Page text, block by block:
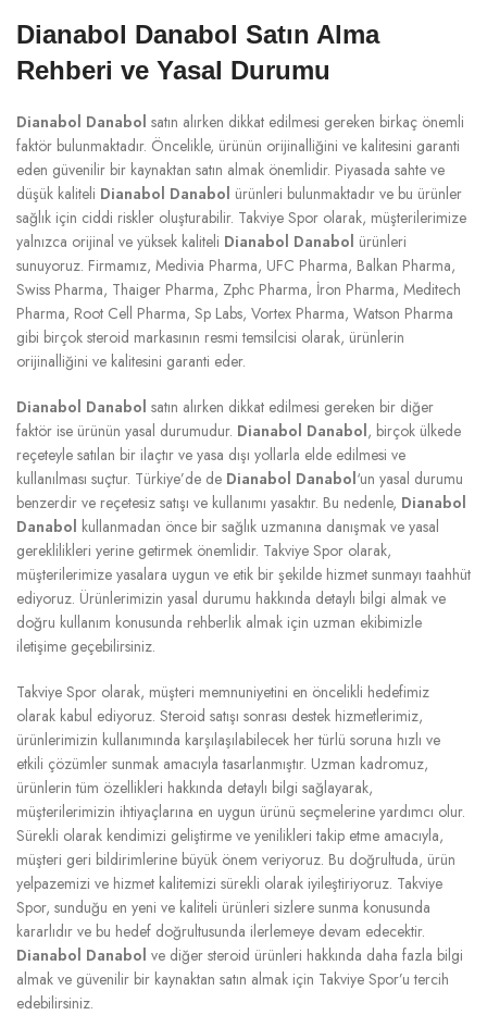
Dianabol Danabol Satın Alma
Rehberi ve Yasal Durumu
Dianabol Danabol satın alırken dikkat edilmesi gereken birkaç önemli
faktör bulunmaktadır. Öncelikle, ürünün orijinalliğini ve kalitesini garanti
eden güvenilir bir kaynaktan satın almak önemlidir. Piyasada sahte ve
düşük kaliteli Dianabol Danabol ürünleri bulunmaktadır ve bu ürünler
sağlık için ciddi riskler oluşturabilir. Takviye Spor olarak, müşterilerimize
yalnızca orijinal ve yüksek kaliteli Dianabol Danabol ürünleri
sunuyoruz. Firmamız, Medivia Pharma, UFC Pharma, Balkan Pharma,
Swiss Pharma, Thaiger Pharma, Zphc Pharma, İron Pharma, Meditech
Pharma, Root Cell Pharma, Sp Labs, Vortex Pharma, Watson Pharma
gibi birçok steroid markasının resmi temsilcisi olarak, ürünlerin
orijinalliğini ve kalitesini garanti eder.
Dianabol Danabol satın alırken dikkat edilmesi gereken bir diğer
faktör ise ürünün yasal durumudur. Dianabol Danabol, birçok ülkede
reçeteyle satılan bir ilaçtır ve yasa dışı yollarla elde edilmesi ve
kullanılması suçtur. Türkiye’de de Dianabol Danabol‘un yasal durumu
benzerdir ve reçetesiz satışı ve kullanımı yasaktır. Bu nedenle, Dianabol
Danabol kullanmadan önce bir sağlık uzmanına danışmak ve yasal
gereklilikleri yerine getirmek önemlidir. Takviye Spor olarak,
müşterilerimize yasalara uygun ve etik bir şekilde hizmet sunmayı taahhüt
ediyoruz. Ürünlerimizin yasal durumu hakkında detaylı bilgi almak ve
doğru kullanım konusunda rehberlik almak için uzman ekibimizle
iletişime geçebilirsiniz.
Takviye Spor olarak, müşteri memnuniyetini en öncelikli hedefimiz
olarak kabul ediyoruz. Steroid satışı sonrası destek hizmetlerimiz,
ürünlerimizin kullanımında karşılaşılabilecek her türlü soruna hızlı ve
etkili çözümler sunmak amacıyla tasarlanmıştır. Uzman kadromuz,
ürünlerin tüm özellikleri hakkında detaylı bilgi sağlayarak,
müşterilerimizin ihtiyaçlarına en uygun ürünü seçmelerine yardımcı olur.
Sürekli olarak kendimizi geliştirme ve yenilikleri takip etme amacıyla,
müşteri geri bildirimlerine büyük önem veriyoruz. Bu doğrultuda, ürün
yelpazemizi ve hizmet kalitemizi sürekli olarak iyileştiriyoruz. Takviye
Spor, sunduğu en yeni ve kaliteli ürünleri sizlere sunma konusunda
kararlıdır ve bu hedef doğrultusunda ilerlemeye devam edecektir.
Dianabol Danabol ve diğer steroid ürünleri hakkında daha fazla bilgi
almak ve güvenilir bir kaynaktan satın almak için Takviye Spor’u tercih
edebilirsiniz.